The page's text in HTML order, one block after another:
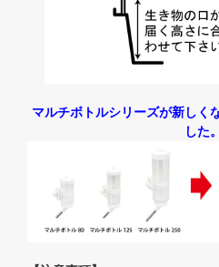
マルチボトルシリーズが新しく
した。